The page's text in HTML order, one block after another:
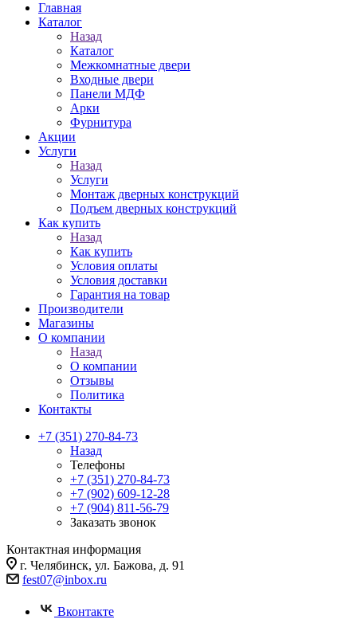
Главная
Каталог
Назад
Каталог
Межкомнатные двери
Входные двери
Панели МДФ
Арки
Фурнитура
Акции
Услуги
Назад
Услуги
Монтаж дверных конструкций
Подъем дверных конструкций
Как купить
Назад
Как купить
Условия оплаты
Условия доставки
Гарантия на товар
Производители
Магазины
О компании
Назад
О компании
Отзывы
Политика
Контакты
+7 (351) 270-84-73
Назад
Телефоны
+7 (351) 270-84-73
+7 (902) 609-12-28
+7 (904) 811-56-79
Заказать звонок
Контактная информация
г. Челябинск, ул. Бажова, д. 91
fest07@inbox.ru
Вконтакте